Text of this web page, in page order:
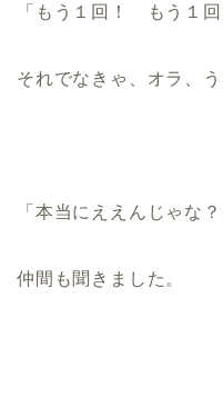
「もう１回！ もう１
それでなきゃ、オラ、う
「本当にええんじゃな？
仲間も聞きました。